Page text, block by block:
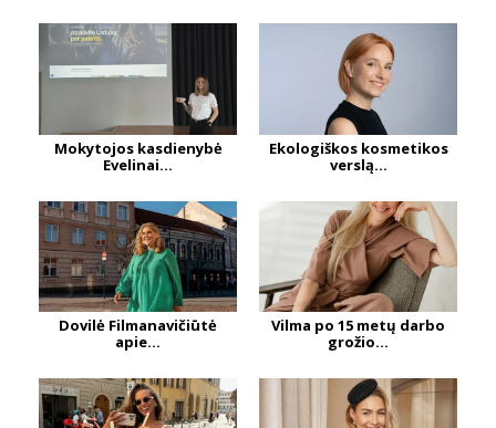
Mokytojos kasdienybė
Evelinai...
Ekologiškos kosmetikos
verslą...
Dovilė Filmanavičiūtė
apie...
Vilma po 15 metų darbo
grožio...